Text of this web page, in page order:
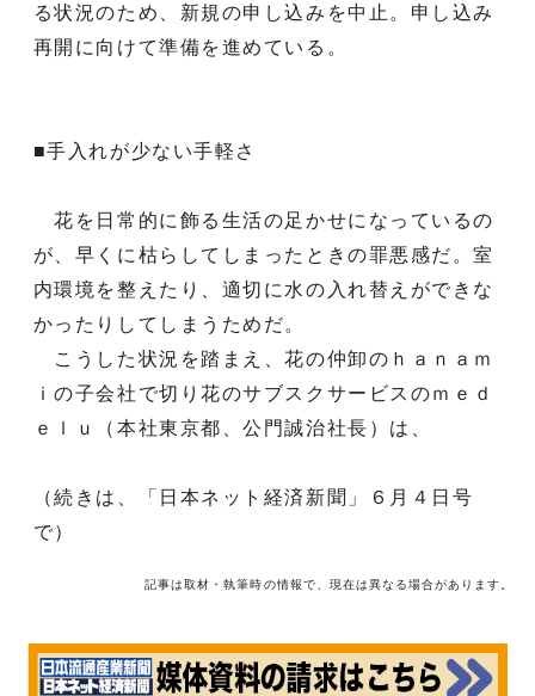
る状況のため、新規の申し込みを中止。申し込み
再開に向けて準備を進めている。
■手入れが少ない手軽さ
花を日常的に飾る生活の足かせになっているの
が、早くに枯らしてしまったときの罪悪感だ。室
内環境を整えたり、適切に水の入れ替えができな
かったりしてしまうためだ。
こうした状況を踏まえ、花の仲卸のｈａｎａｍ
ｉの子会社で切り花のサブスクサービスのｍｅｄ
ｅｌｕ（本社東京都、公門誠治社長）は、
（続きは、「日本ネット経済新聞」６月４日号
で）
記事は取材・執筆時の情報で、現在は異なる場合があります。